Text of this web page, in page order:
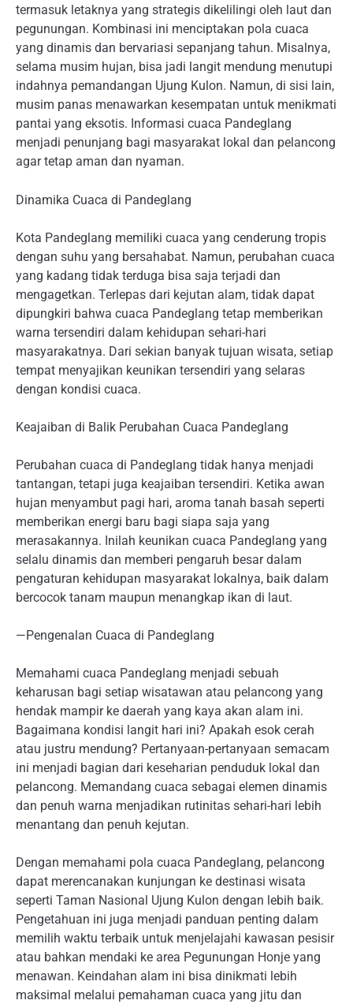
termasuk letaknya yang strategis dikelilingi oleh laut dan
pegunungan. Kombinasi ini menciptakan pola cuaca
yang dinamis dan bervariasi sepanjang tahun. Misalnya,
selama musim hujan, bisa jadi langit mendung menutupi
indahnya pemandangan Ujung Kulon. Namun, di sisi lain,
musim panas menawarkan kesempatan untuk menikmati
pantai yang eksotis. Informasi cuaca Pandeglang
menjadi penunjang bagi masyarakat lokal dan pelancong
agar tetap aman dan nyaman.
Dinamika Cuaca di Pandeglang
Kota Pandeglang memiliki cuaca yang cenderung tropis
dengan suhu yang bersahabat. Namun, perubahan cuaca
yang kadang tidak terduga bisa saja terjadi dan
mengagetkan. Terlepas dari kejutan alam, tidak dapat
dipungkiri bahwa cuaca Pandeglang tetap memberikan
warna tersendiri dalam kehidupan sehari-hari
masyarakatnya. Dari sekian banyak tujuan wisata, setiap
tempat menyajikan keunikan tersendiri yang selaras
dengan kondisi cuaca.
Keajaiban di Balik Perubahan Cuaca Pandeglang
Perubahan cuaca di Pandeglang tidak hanya menjadi
tantangan, tetapi juga keajaiban tersendiri. Ketika awan
hujan menyambut pagi hari, aroma tanah basah seperti
memberikan energi baru bagi siapa saja yang
merasakannya. Inilah keunikan cuaca Pandeglang yang
selalu dinamis dan memberi pengaruh besar dalam
pengaturan kehidupan masyarakat lokalnya, baik dalam
bercocok tanam maupun menangkap ikan di laut.
—Pengenalan Cuaca di Pandeglang
Memahami cuaca Pandeglang menjadi sebuah
keharusan bagi setiap wisatawan atau pelancong yang
hendak mampir ke daerah yang kaya akan alam ini.
Bagaimana kondisi langit hari ini? Apakah esok cerah
atau justru mendung? Pertanyaan-pertanyaan semacam
ini menjadi bagian dari keseharian penduduk lokal dan
pelancong. Memandang cuaca sebagai elemen dinamis
dan penuh warna menjadikan rutinitas sehari-hari lebih
menantang dan penuh kejutan.
Dengan memahami pola cuaca Pandeglang, pelancong
dapat merencanakan kunjungan ke destinasi wisata
seperti Taman Nasional Ujung Kulon dengan lebih baik.
Pengetahuan ini juga menjadi panduan penting dalam
memilih waktu terbaik untuk menjelajahi kawasan pesisir
atau bahkan mendaki ke area Pegunungan Honje yang
menawan. Keindahan alam ini bisa dinikmati lebih
maksimal melalui pemahaman cuaca yang jitu dan